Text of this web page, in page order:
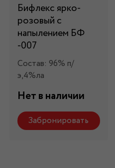
Бифлекс ярко-
розовый с
напылением БФ
-007
Состав: 96% п/
э,4%ла
Нет в наличии
Забронировать